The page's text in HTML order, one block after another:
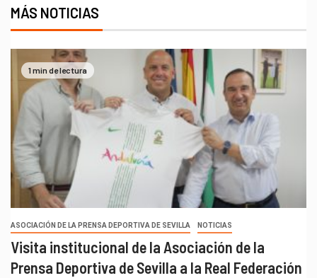
MÁS NOTICIAS
1 min de lectura
ASOCIACIÓN DE LA PRENSA DEPORTIVA DE SEVILLA NOTICIAS
Visita institucional de la Asociación de la
Prensa Deportiva de Sevilla a la Real Federación